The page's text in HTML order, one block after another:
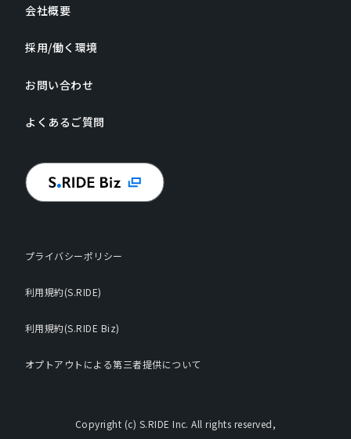
会社概要
採用/働く環境
お問い合わせ
よくあるご質問
プライバシーポリシー
利用規約(S.RIDE)
利用規約(S.RIDE Biz)
オプトアウトによる第三者提供について
Copyright (c) S.RIDE Inc. All rights reserved,